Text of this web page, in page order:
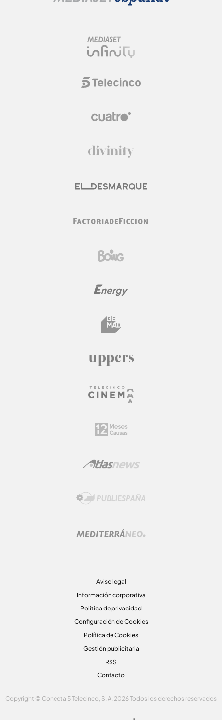
Aviso legal
Información corporativa
Politica de privacidad
Configuración de Cookies
Política de Cookies
Gestión publicitaria
RSS
Contacto
Copyright © Conecta 5 Telecinco, S. A. 2026 Todos los derechos reservados